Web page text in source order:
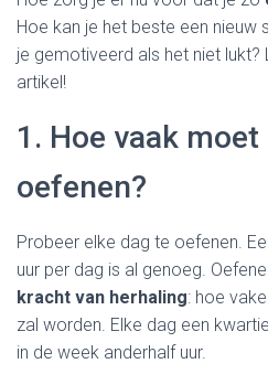
Hoe kan je het beste een nieuw
je gemotiveerd als het niet lukt?
artikel!
1. Hoe vaak
oefenen?
Probeer elke dag te oefenen.
uur per dag is al genoeg.
kracht van herhaling: hoe
zal worden. Elke dag een
in de week anderhalf uur.